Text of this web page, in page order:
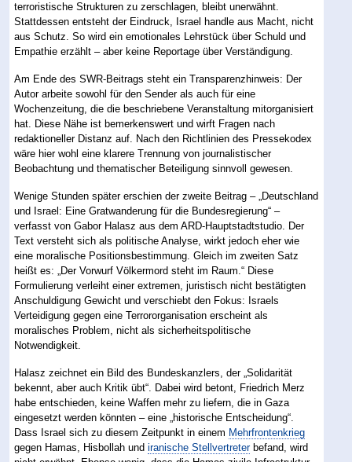
terroristische Strukturen zu zerschlagen, bleibt unerwähnt.
Stattdessen entsteht der Eindruck, Israel handle aus Macht, nicht
aus Schutz. So wird ein emotionales Lehrstück über Schuld und
Empathie erzählt – aber keine Reportage über Verständigung.
Am Ende des SWR-Beitrags steht ein Transparenzhinweis: Der
Autor arbeite sowohl für den Sender als auch für eine
Wochenzeitung, die die beschriebene Veranstaltung mitorganisiert
hat. Diese Nähe ist bemerkenswert und wirft Fragen nach
redaktioneller Distanz auf. Nach den Richtlinien des Pressekodex
wäre hier wohl eine klarere Trennung von journalistischer
Beobachtung und thematischer Beteiligung sinnvoll gewesen.
Wenige Stunden später erschien der zweite Beitrag – „Deutschland
und Israel: Eine Gratwanderung für die Bundesregierung“ –
verfasst von Gabor Halasz aus dem ARD-Hauptstadtstudio. Der
Text versteht sich als politische Analyse, wirkt jedoch eher wie
eine moralische Positionsbestimmung. Gleich im zweiten Satz
heißt es: „Der Vorwurf Völkermord steht im Raum.“ Diese
Formulierung verleiht einer extremen, juristisch nicht bestätigten
Anschuldigung Gewicht und verschiebt den Fokus: Israels
Verteidigung gegen eine Terrororganisation erscheint als
moralisches Problem, nicht als sicherheitspolitische
Notwendigkeit.
Halasz zeichnet ein Bild des Bundeskanzlers, der „Solidarität
bekennt, aber auch Kritik übt“. Dabei wird betont, Friedrich Merz
habe entschieden, keine Waffen mehr zu liefern, die in Gaza
eingesetzt werden könnten – eine „historische Entscheidung“.
Dass Israel sich zu diesem Zeitpunkt in einem Mehrfrontenkrieg
gegen Hamas, Hisbollah undiranische Stellvertreterbefand, wird